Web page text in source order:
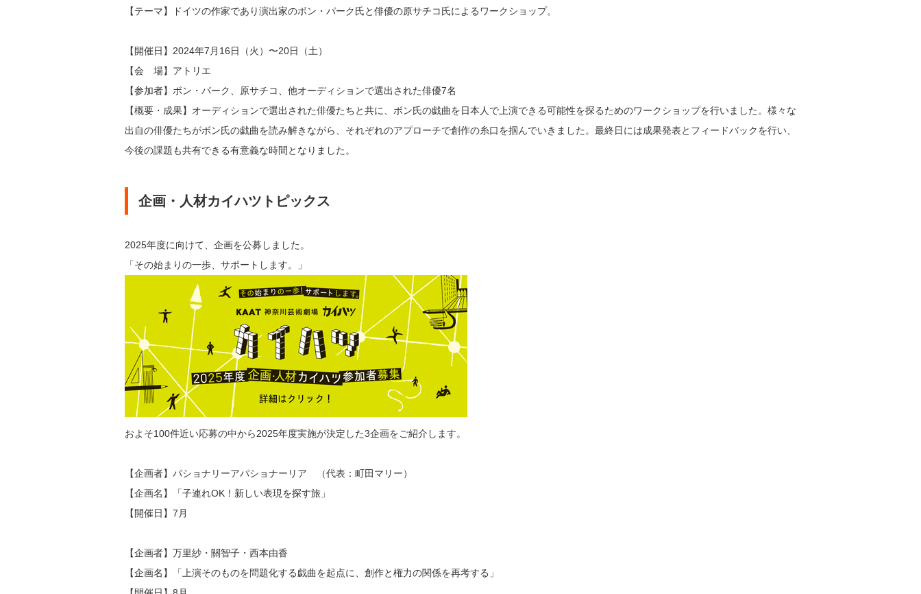
【テーマ】ドイツの作家であり演出家のボン・パーク氏と俳優の原サチコ氏によるワークショップ。
【開催日】2024年7月16日（火）〜20日（土）
【会 場】アトリエ
【参加者】ボン・パーク、原サチコ、他オーディションで選出された俳優7名
【概要・成果】オーディションで選出された俳優たちと共に、ボン氏の戯曲を日本人で上演できる可能性を探るためのワークショップを行いました。様々な
出自の俳優たちがボン氏の戯曲を読み解きながら、それぞれのアプローチで創作の糸口を掴んでいきました。最終日には成果発表とフィードバックを行い、
今後の課題も共有できる有意義な時間となりました。
企画・人材カイハツトピックス
2025年度に向けて、企画を公募しました。
「その始まりの一歩、サポートします。」
およそ100件近い応募の中から2025年度実施が決定した3企画をご紹介します。
【企画者】パショナリーアパショナーリア （代表：町田マリー）
【企画名】「子連れOK！新しい表現を探す旅」
【開催日】7月
【企画者】万里紗・關智子・西本由香
【企画名】「上演そのものを問題化する戯曲を起点に、創作と権力の関係を再考する」